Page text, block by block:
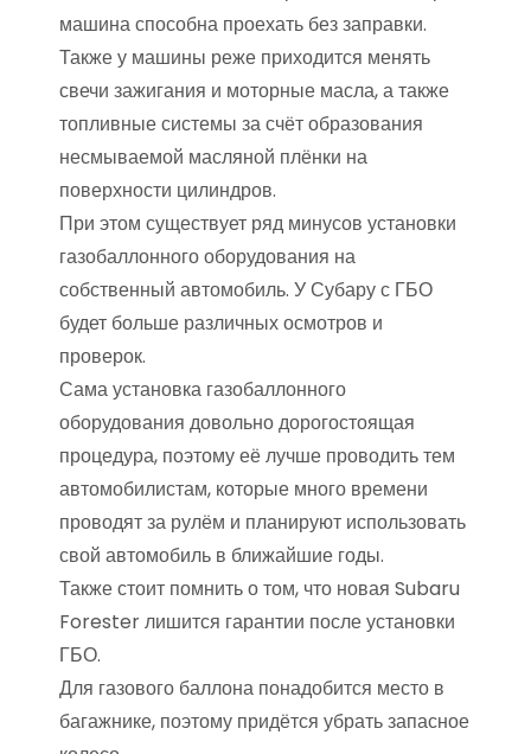
машина способна проехать без заправки.
Также у машины реже приходится менять
свечи зажигания и моторные масла, а также
топливные системы за счёт образования
несмываемой масляной плёнки на
поверхности цилиндров.
При этом существует ряд минусов установки
газобаллонного оборудования на
собственный автомобиль. У Субару с ГБО
будет больше различных осмотров и
проверок.
Сама установка газобаллонного
оборудования довольно дорогостоящая
процедура, поэтому её лучше проводить тем
автомобилистам, которые много времени
проводят за рулём и планируют использовать
свой автомобиль в ближайшие годы.
Также стоит помнить о том, что новая Subaru
Forester лишится гарантии после установки
ГБО.
Для газового баллона понадобится место в
багажнике, поэтому придётся убрать запасное